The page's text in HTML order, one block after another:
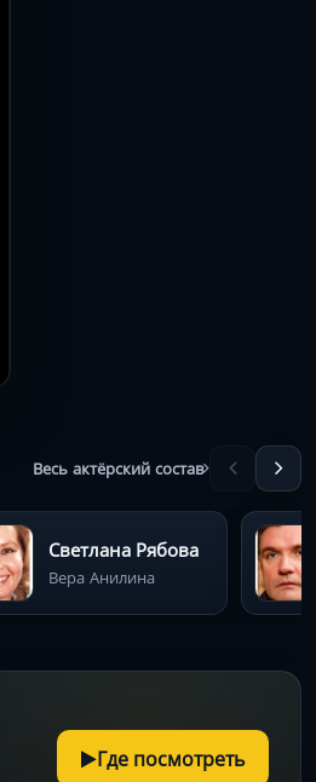
Весь актёрский состав
Светлана Рябова
Вера Анилина
Где посмотреть